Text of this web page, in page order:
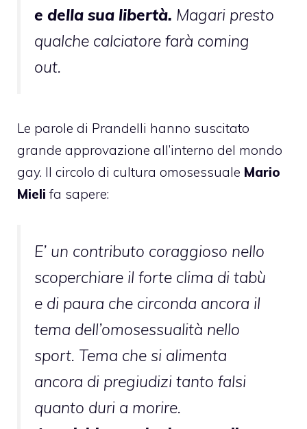
e della sua libertà. Magari presto
qualche calciatore farà coming
out.
Le parole di Prandelli hanno suscitato
grande approvazione all’interno del mondo
gay. Il circolo di cultura omosessuale Mario
Mieli fa sapere:
E’ un contributo coraggioso nello
scoperchiare il forte clima di tabù
e di paura che circonda ancora il
tema dell’omosessualità nello
sport. Tema che si alimenta
ancora di pregiudizi tanto falsi
quanto duri a morire.